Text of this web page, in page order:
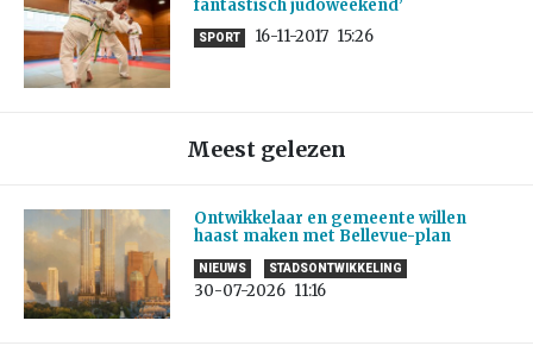
fantastisch judoweekend’
SPORT 16-11-2017 15:26
Meest gelezen
Ontwikkelaar en gemeente willen
haast maken met Bellevue-plan
NIEUWS STADSONTWIKKELING
30-07-2026 11:16